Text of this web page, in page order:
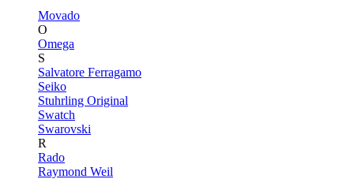
Movado
O
Omega
S
Salvatore Ferragamo
Seiko
Stuhrling Original
Swatch
Swarovski
R
Rado
Raymond Weil